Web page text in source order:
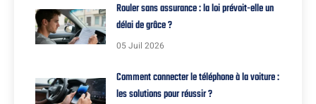
Rouler sans assurance : la loi prévoit-elle un
délai de grâce ?
05 Juil 2026
Comment connecter le téléphone à la voiture :
les solutions pour réussir ?